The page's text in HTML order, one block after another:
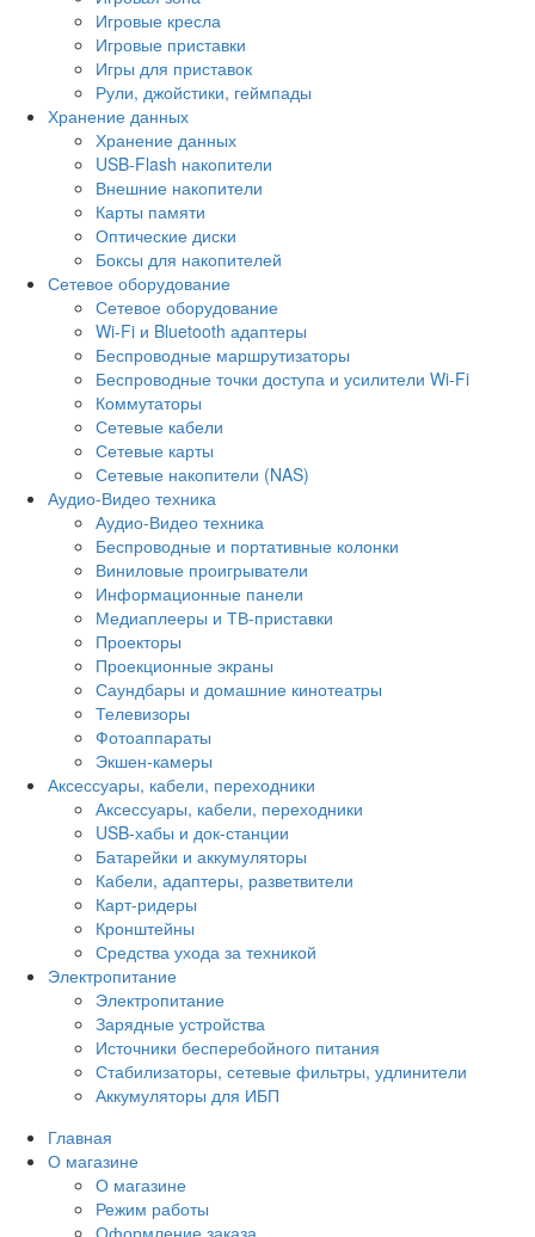
Игровые кресла
Игровые приставки
Игры для приставок
Рули, джойстики, геймпады
Хранение данных
Хранение данных
USB-Flash накопители
Внешние накопители
Карты памяти
Оптические диски
Боксы для накопителей
Сетевое оборудование
Сетевое оборудование
Wi-Fi и Bluetooth адаптеры
Беспроводные маршрутизаторы
Беспроводные точки доступа и усилители Wi-Fi
Коммутаторы
Сетевые кабели
Сетевые карты
Сетевые накопители (NAS)
Аудио-Видео техника
Аудио-Видео техника
Беспроводные и портативные колонки
Виниловые проигрыватели
Информационные панели
Медиаплееры и ТВ-приставки
Проекторы
Проекционные экраны
Саундбары и домашние кинотеатры
Телевизоры
Фотоаппараты
Экшен-камеры
Аксессуары, кабели, переходники
Аксессуары, кабели, переходники
USB-хабы и док-станции
Батарейки и аккумуляторы
Кабели, адаптеры, разветвители
Карт-ридеры
Кронштейны
Средства ухода за техникой
Электропитание
Электропитание
Зарядные устройства
Источники бесперебойного питания
Стабилизаторы, сетевые фильтры, удлинители
Аккумуляторы для ИБП
Главная
О магазине
О магазине
Режим работы
Оформление заказа